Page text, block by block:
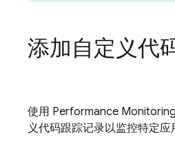
添加自定义代
使用 Performance Monitoring
义代码跟踪记录以监控特定应